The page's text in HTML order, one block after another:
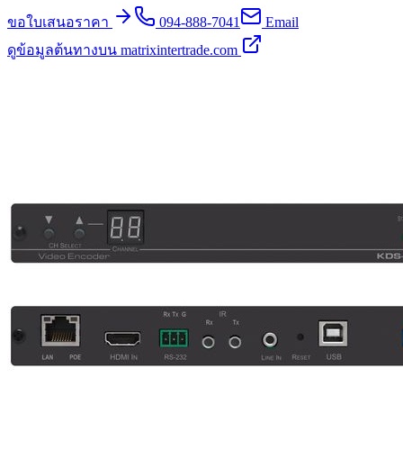
ขอใบเสนอราคา 094-888-7041
Email
ดูข้อมูลต้นทางบน matrixintertrade.com